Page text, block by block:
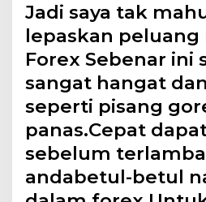
Jadi saya tak
lepaskan peluang
Forex Sebenar ini
sangat hangat
seperti pisang
panas.Cepat
sebelum
andabetul-betul